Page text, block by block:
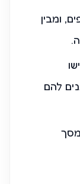
ומבין
להם
מסך